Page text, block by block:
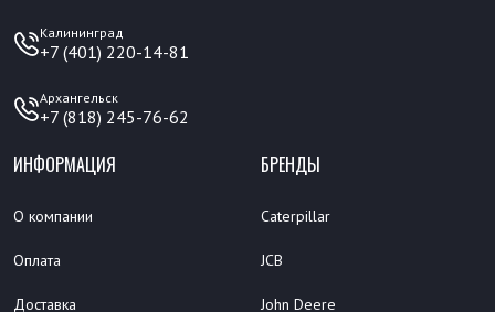
Калининград
+7 (401) 220-14-81
Архангельск
+7 (818) 245-76-62
ИНФОРМАЦИЯ
О компании
Оплата
Доставка
БРЕНДЫ
Caterpillar
JCB
John Deere